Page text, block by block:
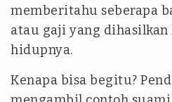
memberitahu seberapa
atau gaji yang dihasilkan
hidupnya.
Kenapa bisa begitu?